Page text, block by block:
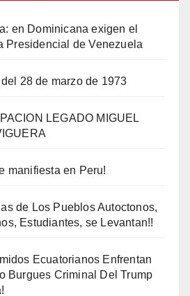
en Dominicana exigen el
Presidencial de Venezuela
28 de marzo de 1973
LEGADO MIGUEL
manifiesta en Peru!
de Los Pueblos Autoctonos,
Estudiantes, se Levantan!!
Ecuatorianos Enfrentan
Burgues Criminal Del Trump